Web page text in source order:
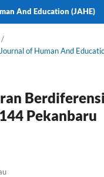
And Education (JAHE)
/
of Human And
Pekanbaru